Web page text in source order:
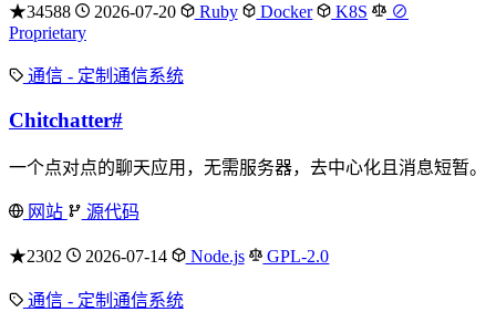
★34588 2026-07-20 Ruby Docker K8S
⊘
Proprietary
通信 - 定制通信系统
Chitchatter#
一个点对点的聊天应用，无需服务器，去中心化且消息短暂。
网站 源代码
★2302 2026-07-14 Node.js GPL-2.0
通信 - 定制通信系统